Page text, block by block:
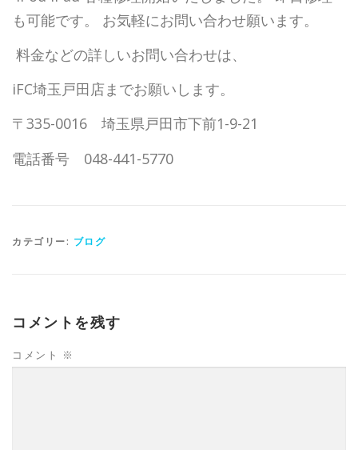
も可能です。 お気軽にお問い合わせ願います。
料金などの詳しいお問い合わせは、
iFC埼玉戸田店までお願いします。
〒335-0016 埼玉県戸田市下前1-9-21
電話番号 048-441-5770
カテゴリー: ブログ
コメントを残す
コメント ※